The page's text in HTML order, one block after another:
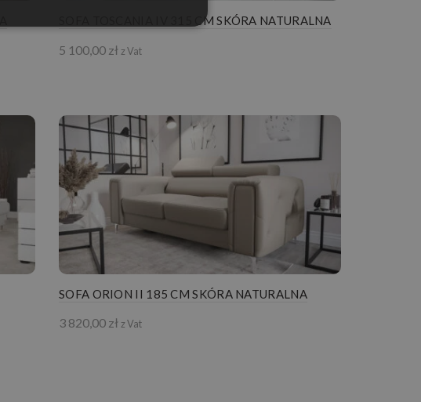
SOFA TOSCANIA IV 315 CM SKÓRA NATURALNA
5 100,00 zł z Vat
SOFA ORION II 185 CM SKÓRA NATURALNA
3 820,00 złz Vat